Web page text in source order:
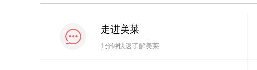
走进美莱
1分钟快速了解美莱